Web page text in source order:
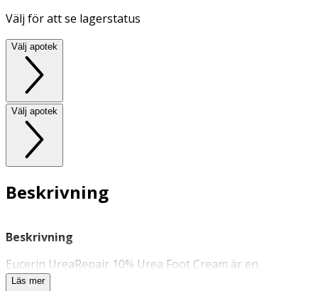
Välj för att se lagerstatus
Välj apotek
Välj apotek
Beskrivning
Beskrivning
Eucerin UreaRepair 10% Urea Foot Cream är en
mjukgörande
Läs mer